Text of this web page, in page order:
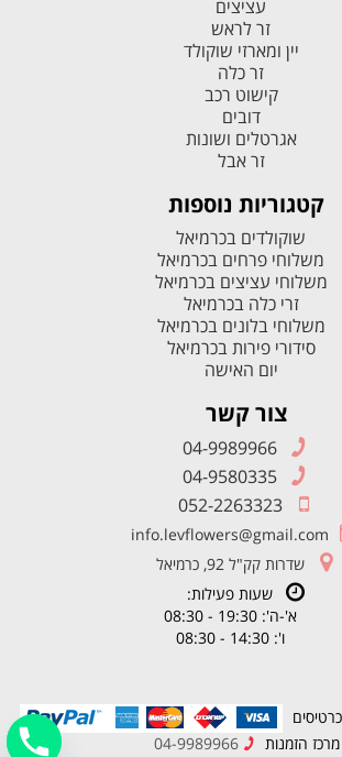
עציצים
זר לראש
יין ומארזי שוקולד
זר כלה
קישוט רכב
דובים
אגרטלים ושונות
זר אבל
קטגוריות נוספות
שוקולדים בכרמיאל
משלוחי פרחים בכרמיאל
משלוחי עציצים בכרמיאל
זרי כלה בכרמיאל
משלוחי בלונים בכרמיאל
סידורי פירות בכרמיאל
יום האישה
צור קשר
04-9989966
04-9580335
052-2263323
info.levflowers@gmail.com
שדרות קק"ל 92, כרמיאל
שעות פעילות:
א'-ה': 19:30 - 08:30
ו': 14:30 - 08:30
מרכז הזמנות
04-9989966